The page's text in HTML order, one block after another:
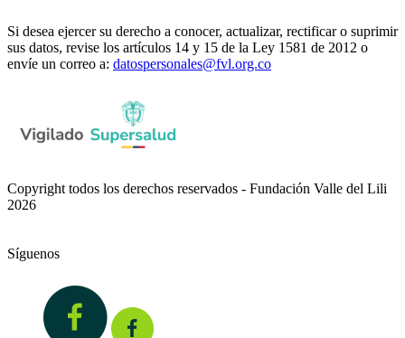
Si desea ejercer su derecho a conocer, actualizar, rectificar o suprimir
sus datos, revise los artículos 14 y 15 de la Ley 1581 de 2012 o
envíe un correo a: datospersonales@fvl.org.co
Copyright todos los derechos reservados - Fundación Valle del Lili
2026
Síguenos